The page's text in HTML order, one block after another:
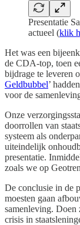
Presentatie
actueel (klik
Het was een
de CDA-top, toen
bijdrage te leveren
Geldbubbel’
voor de
Onze
doorrollen van
systeem als
uiteindelijk
presentatie.
zoals we op
De conclusie in de
moesten gaan
samenleving. Doen
crisis in